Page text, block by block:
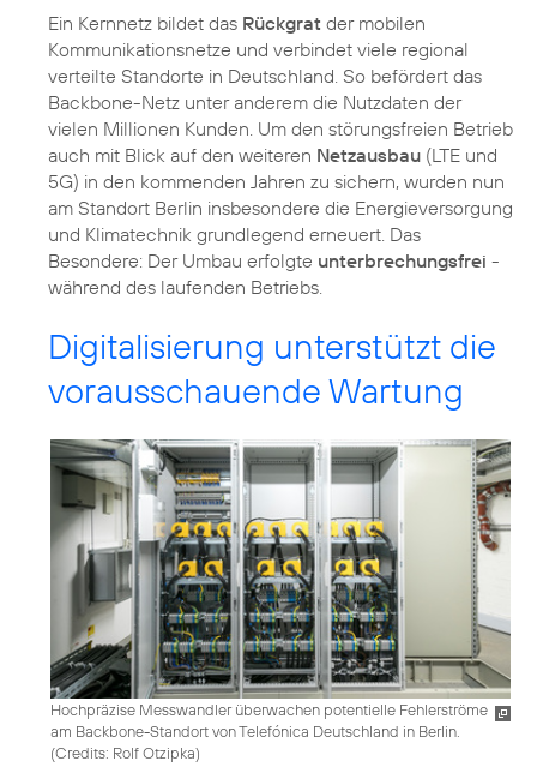
Ein Kernnetz bildet das Rückgrat der mobilen
Kommunikationsnetze und verbindet viele regional
verteilte Standorte in Deutschland. So befördert das
Backbone-Netz unter anderem die Nutzdaten der
vielen Millionen Kunden. Um den störungsfreien Betrieb
auch mit Blick auf den weiteren Netzausbau (LTE und
5G) in den kommenden Jahren zu sichern, wurden nun
am Standort Berlin insbesondere die Energieversorgung
und Klimatechnik grundlegend erneuert. Das
Besondere: Der Umbau erfolgte unterbrechungsfrei -
während des laufenden Betriebs.
Digitalisierung unterstützt die
vorausschauende Wartung
Hochpräzise Messwandler überwachen potentielle Fehlerströme
am Backbone-Standort von Telefónica Deutschland in Berlin.
(Credits: Rolf Otzipka)